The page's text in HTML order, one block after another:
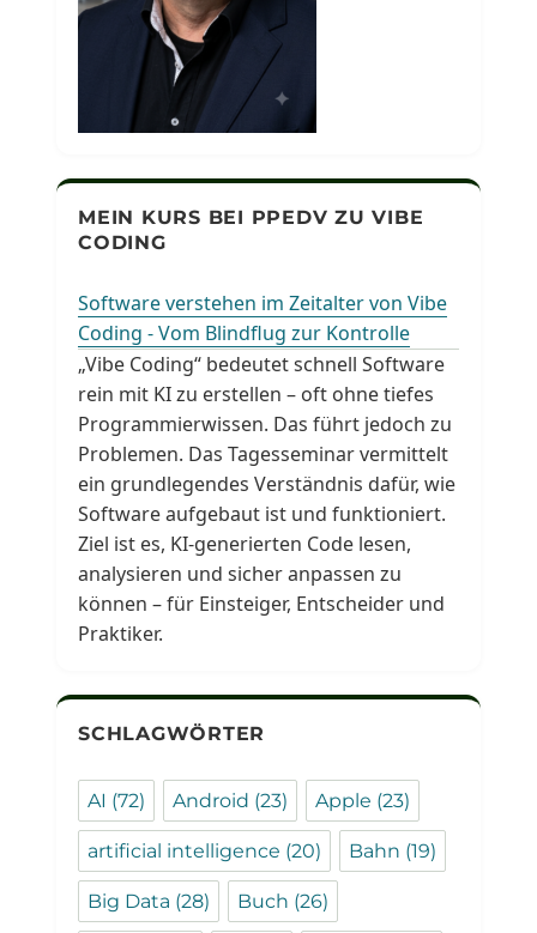
MEIN KURS BEI PPEDV ZU VIBE
CODING
Software verstehen im Zeitalter von Vibe
Coding - Vom Blindflug zur Kontrolle
„Vibe Coding“ bedeutet schnell Software
rein mit KI zu erstellen – oft ohne tiefes
Programmierwissen. Das führt jedoch zu
Problemen. Das Tagesseminar vermittelt
ein grundlegendes Verständnis dafür, wie
Software aufgebaut ist und funktioniert.
Ziel ist es, KI-generierten Code lesen,
analysieren und sicher anpassen zu
können – für Einsteiger, Entscheider und
Praktiker.
SCHLAGWÖRTER
AI (72) Android (23) Apple (23)
artificial intelligence (20) Bahn (19)
Big Data (28) Buch (26)